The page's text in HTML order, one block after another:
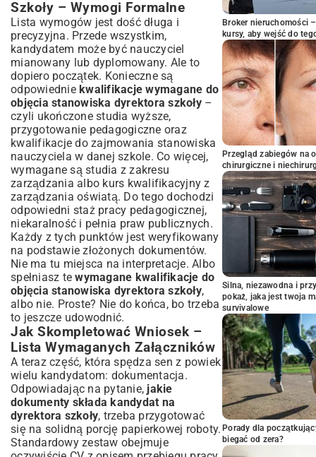
Szkoły – Wymogi Formalne
Lista wymogów jest dość długa i
precyzyjna. Przede wszystkim,
kandydatem może być nauczyciel
mianowany lub dyplomowany. Ale to
dopiero początek. Konieczne są
odpowiednie kwalifikacje wymagane do
objęcia stanowiska dyrektora szkoły–
czyli ukończone studia wyższe,
przygotowanie pedagogiczne oraz
kwalifikacje do zajmowania stanowiska
nauczyciela w danej szkole. Co więcej,
wymagane są studia z zakresu
zarządzania albo kurs kwalifikacyjny z
zarządzania oświatą. Do tego dochodzi
odpowiedni staż pracy pedagogicznej,
niekaralność i pełnia praw publicznych.
Każdy z tych punktów jest weryfikowany
na podstawie złożonych dokumentów.
Nie ma tu miejsca na interpretacje. Albo
spełniasz tewymagane kwalifikacje do
objęcia stanowiska dyrektora szkoły,
albo nie. Proste? Nie do końca, bo trzeba
to jeszcze udowodnić.
Jak Skompletować Wniosek –
Lista Wymaganych Załączników
A teraz część, która spędza sen z powiek
wielu kandydatom: dokumentacja.
Odpowiadając na pytanie, jakie
dokumenty składa kandydat na
dyrektora szkoły, trzeba przygotować
się na solidną porcję papierkowej roboty.
Standardowy zestaw obejmuje
Broker nieruchomości
kursy, aby wejść do
Przegląd zabiegów na
chirurgiczne i
Silna, niezawodna i
pokaż, jaka jest twoja
survivalowe
Porady dla
biegać od zera?